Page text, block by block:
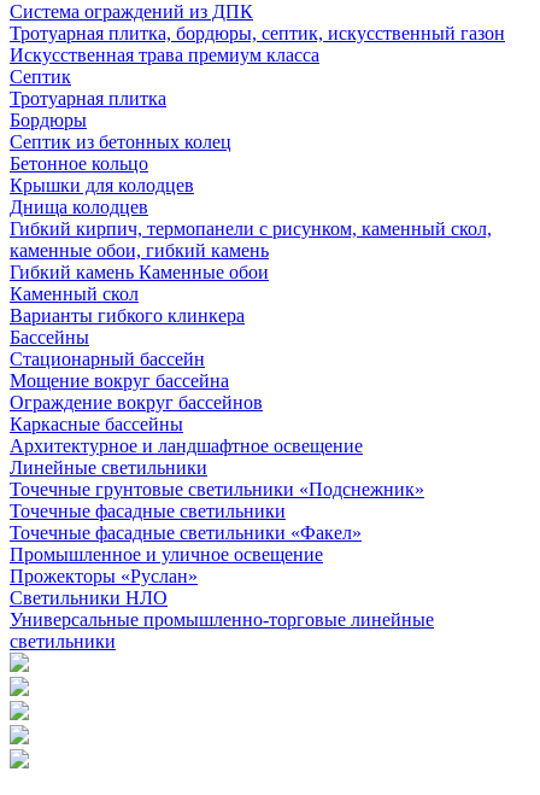
Система ограждений из ДПК
Тротуарная плитка, бордюры, септик, искусственный газон
Искусственная трава премиум класса
Септик
Тротуарная плитка
Бордюры
Септик из бетонных колец
Бетонное кольцо
Крышки для колодцев
Днища колодцев
Гибкий кирпич, термопанели с рисунком, каменный скол,
каменные обои, гибкий камень
Гибкий камень Каменные обои
Каменный скол
Варианты гибкого клинкера
Бассейны
Стационарный бассейн
Мощение вокруг бассейна
Ограждение вокруг бассейнов
Каркасные бассейны
Архитектурное и ландшафтное освещение
Линейные светильники
Точечные грунтовые светильники «Подснежник»
Точечные фасадные светильники
Точечные фасадные светильники «Факел»
Промышленное и уличное освещение
Прожекторы «Руслан»
Светильники НЛО
Универсальные промышленно-торговые линейные
светильники